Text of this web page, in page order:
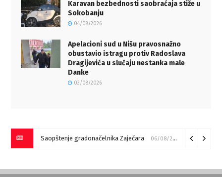
Karavan bezbednosti saobraćaja stiže u
Sokobanju
04/08/2026
Apelacioni sud u Nišu pravosnažno
obustavio istragu protiv Radoslava
Dragijevića u slučaju nestanka male
Danke
03/08/2026
Saopštenje gradonačelnika Zaječara 06/08/2026